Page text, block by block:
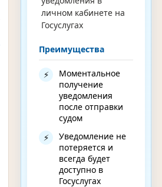
личном кабинете на
Госуслугах
Преимущества
⚡
Моментальное
получение
уведомления
после отправки
судом
⚡
Уведомление не
потеряется и
всегда будет
доступно в
Госуслугах